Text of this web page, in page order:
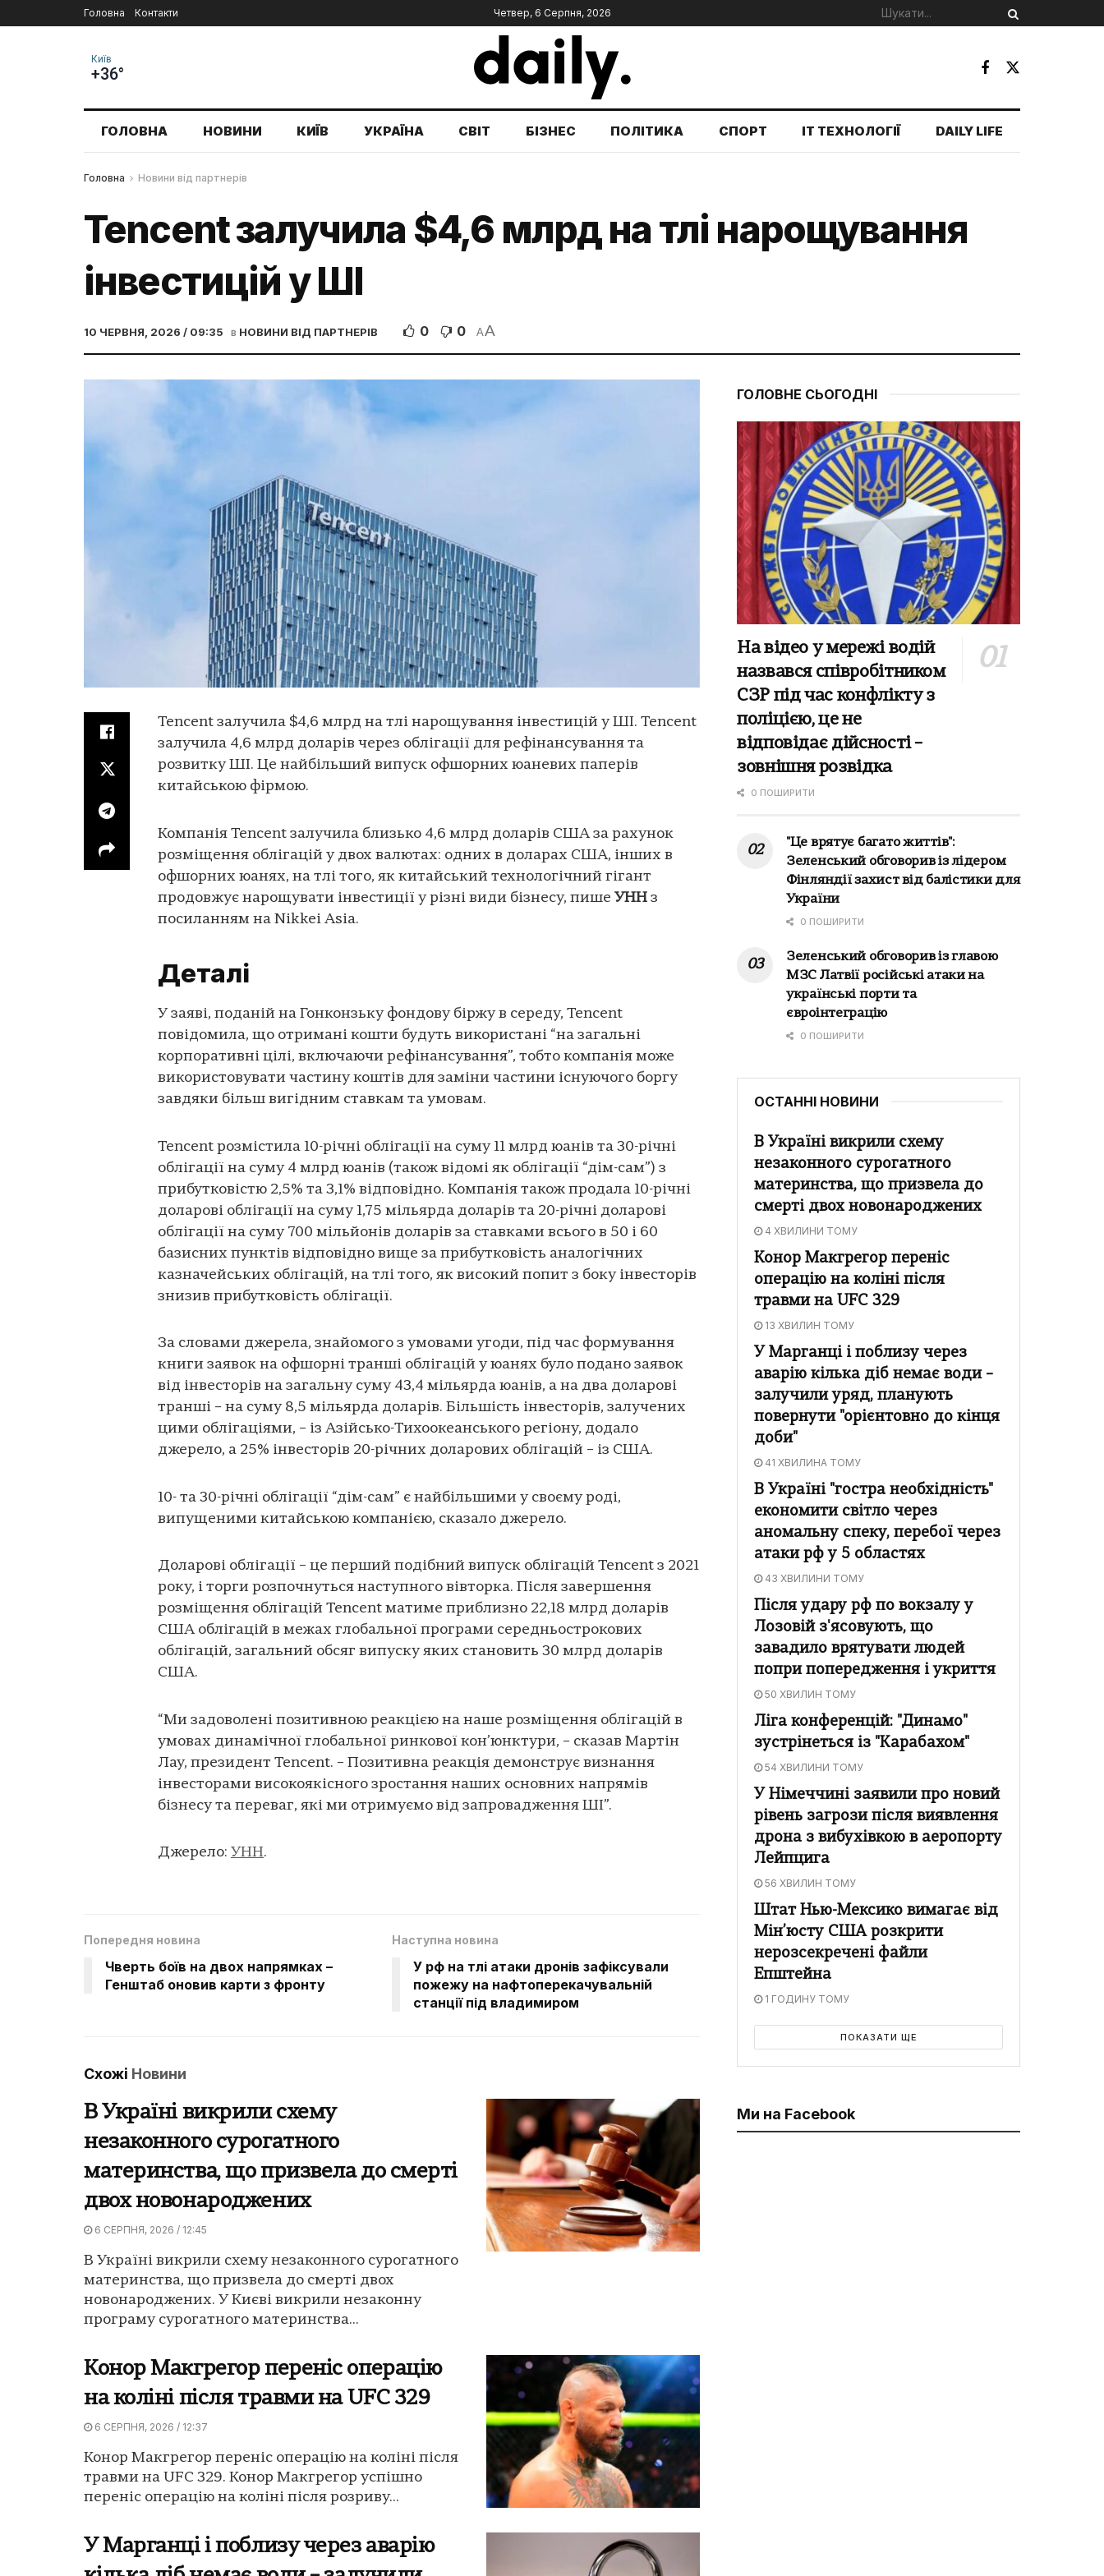
Головна Контакти Четвер, 6 Серпня, 2026
Київ
+36°
ГОЛОВНА НОВИНИ КИЇВ УКРАЇНА СВІТ БІЗНЕС ПОЛІТИКА СПОРТ IT ТЕХНОЛОГІЇ DAILY LIFE
Головна Новини від партнерів
Tencent залучила $4,6 млрд на тлі нарощування
інвестицій у ШІ
10 ЧЕРВНЯ, 2026 / 09:35 в НОВИНИ ВІД ПАРТНЕРІВ 0 0 AA
Tencent залучила $4,6 млрд на тлі нарощування інвестицій у ШІ. Tencent
залучила 4,6 млрд доларів через облігації для рефінансування та
розвитку ШІ. Це найбільший випуск офшорних юаневих паперів
китайською фірмою.
Компанія Tencent залучила близько 4,6 млрд доларів США за рахунок
розміщення облігацій у двох валютах: одних в доларах США, інших в
офшорних юанях, на тлі того, як китайський технологічний гігант
продовжує нарощувати інвестиції у різні види бізнесу, пише УНН з
посиланням на Nikkei Asia.
Деталі
У заяві, поданій на Гонконзьку фондову біржу в середу, Tencent
повідомила, що отримані кошти будуть використані “на загальні
корпоративні цілі, включаючи рефінансування”, тобто компанія може
використовувати частину коштів для заміни частини існуючого боргу
завдяки більш вигідним ставкам та умовам.
Tencent розмістила 10-річні облігації на суму 11 млрд юанів та 30-річні
облігації на суму 4 млрд юанів (також відомі як облігації “дім-сам”) з
прибутковістю 2,5% та 3,1% відповідно. Компанія також продала 10-річні
доларові облігації на суму 1,75 мільярда доларів та 20-річні доларові
облігації на суму 700 мільйонів доларів за ставками всього в 50 і 60
базисних пунктів відповідно вище за прибутковість аналогічних
казначейських облігацій, на тлі того, як високий попит з боку інвесторів
знизив прибутковість облігації.
За словами джерела, знайомого з умовами угоди, під час формування
книги заявок на офшорні транші облігацій у юанях було подано заявок
від інвесторів на загальну суму 43,4 мільярда юанів, а на два доларові
транші – на суму 8,5 мільярда доларів. Більшість інвесторів, залучених
цими облігаціями, – із Азійсько-Тихоокеанського регіону, додало
джерело, а 25% інвесторів 20-річних доларових облігацій – із США.
10- та 30-річні облігації “дім-сам” є найбільшими у своєму роді,
випущеними китайською компанією, сказало джерело.
Доларові облігації – це перший подібний випуск облігацій Tencent з 2021
року, і торги розпочнуться наступного вівторка. Після завершення
розміщення облігацій Tencent матиме приблизно 22,18 млрд доларів
США облігацій в межах глобальної програми середньострокових
облігацій, загальний обсяг випуску яких становить 30 млрд доларів
США.
“Ми задоволені позитивною реакцією на наше розміщення облігацій в
умовах динамічної глобальної ринкової кон’юнктури, – сказав Мартін
Лау, президент Tencent. – Позитивна реакція демонструє визнання
інвесторами високоякісного зростання наших основних напрямів
бізнесу та переваг, які ми отримуємо від запровадження ШІ”.
Джерело: УНН.
Попередня новина
Чверть боїв на двох напрямках –
Генштаб оновив карти з фронту
Наступна новина
У рф на тлі атаки дронів зафіксували
пожежу на нафтоперекачувальній
станції під владимиром
Схожі Новини
В Україні викрили схему
незаконного сурогатного
материнства, що призвела до смерті
двох новонароджених
6 СЕРПНЯ, 2026 / 12:45
В Україні викрили схему незаконного сурогатного
материнства, що призвела до смерті двох
новонароджених. У Києві викрили незаконну
програму сурогатного материнства...
Конор Макгрегор переніс операцію
на коліні після травми на UFC 329
6 СЕРПНЯ, 2026 / 12:37
Конор Макгрегор переніс операцію на коліні після
травми на UFC 329. Конор Макгрегор успішно
переніс операцію на коліні після розриву...
У Марганці і поблизу через аварію
ГОЛОВНЕ СЬОГОДНІ
На відео у мережі водій
назвався співробітником
СЗР під час конфлікту з
поліцією, це не
відповідає дійсності –
зовнішня розвідка
0 ПОШИРИТИ
"Це врятує багато життів":
Зеленський обговорив із лідером
Фінляндії захист від балістики для
України
0 ПОШИРИТИ
Зеленський обговорив із главою
МЗС Латвії російські атаки на
українські порти та
євроінтеграцію
0 ПОШИРИТИ
ОСТАННІ НОВИНИ
В Україні викрили схему
незаконного сурогатного
материнства, що призвела до
смерті двох новонароджених
4 ХВИЛИНИ ТОМУ
Конор Макгрегор переніс
операцію на коліні після
травми на UFC 329
13 ХВИЛИН ТОМУ
У Марганці і поблизу через
аварію кілька діб немає води –
залучили уряд, планують
повернути "орієнтовно до кінця
доби"
41 ХВИЛИНА ТОМУ
В Україні "гостра необхідність"
економити світло через
аномальну спеку, перебої через
атаки рф у 5 областях
43 ХВИЛИНИ ТОМУ
Після удару рф по вокзалу у
Лозовій з'ясовують, що
завадило врятувати людей
попри попередження і укриття
50 ХВИЛИН ТОМУ
Ліга конференцій: "Динамо"
зустрінеться із "Карабахом"
54 ХВИЛИНИ ТОМУ
У Німеччині заявили про новий
рівень загрози після виявлення
дрона з вибухівкою в аеропорту
Лейпцига
56 ХВИЛИН ТОМУ
Штат Нью-Мексико вимагає від
Мін’юсту США розкрити
нерозсекречені файли
Епштейна
1 ГОДИНУ ТОМУ
ПОКАЗАТИ ЩЕ
Ми на Facebook